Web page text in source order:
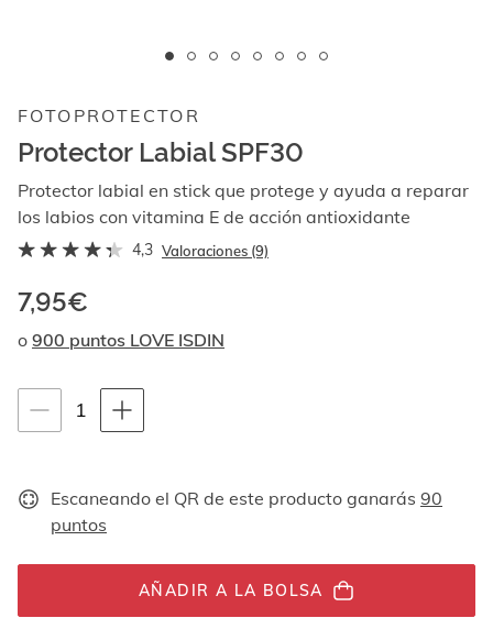
imágenes
videos.
navegar
las
arriba
abajo
muestran
por
las
FOTOPROTECTOR
Protector Labial SPF30
Protector labial en stick que protege y ayuda a reparar
los labios con vitamina E de acción antioxidante
4,3 Valoraciones (9)
7,95€
o 900 puntos LOVE ISDIN
Instrucciones de navegación por teclado
1
unidades
Escaneando el QR de este producto ganarás 90
puntos
AÑADIR A LA BOLSA